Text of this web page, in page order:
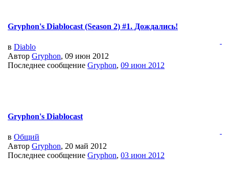
Gryphon's Diablocast (Season 2) #1. Дождались!
в Diablo
Автор Gryphon, 09 июн 2012
Последнее сообщение Gryphon, 09 июн 2012
Gryphon's Diablocast
в Общий
Автор Gryphon, 20 май 2012
Последнее сообщение Gryphon, 03 июн 2012